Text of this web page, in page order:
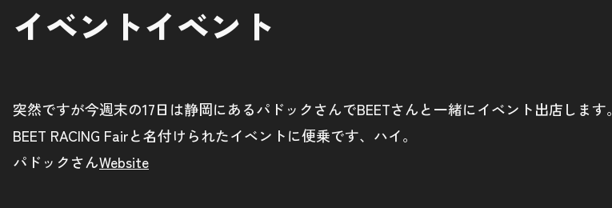
イベントイベント
突然ですが今週末の17日は静岡にあるパドックさんでBEETさんと一緒にイベント出店します。
BEET RACING Fairと名付けられたイベントに便乗です、ハイ。
パドックさんWebsite